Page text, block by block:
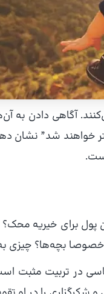
آگاهی دادن به
خواهند شد” نشان
پول برای خیریه
بچه‌ها؟ چیزی به
در تربیت مثبت